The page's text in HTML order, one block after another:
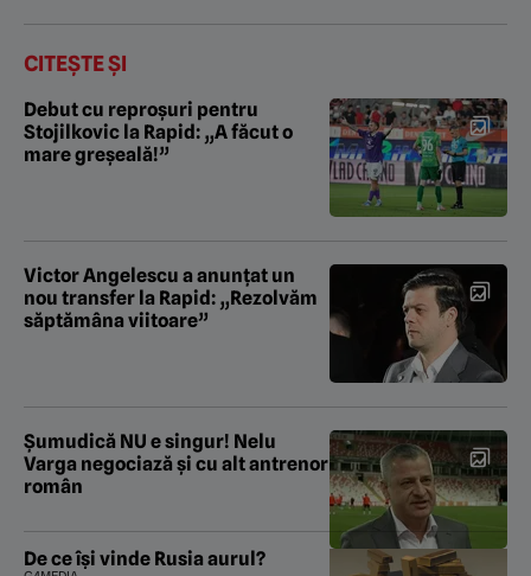
CITEȘTE ȘI
Debut cu reproșuri pentru
Stojilkovic la Rapid: „A făcut o
mare greșeală!”
Victor Angelescu a anunțat un
nou transfer la Rapid: „Rezolvăm
săptămâna viitoare”
Şumudică NU e singur! Nelu
Varga negociază şi cu alt antrenor
român
De ce își vinde Rusia aurul?